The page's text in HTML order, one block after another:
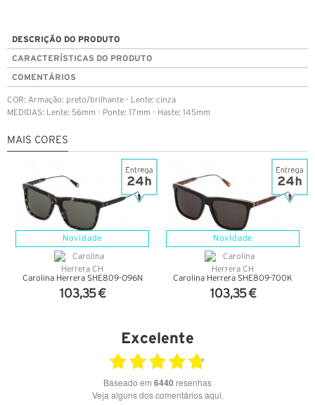
DESCRIÇÃO DO PRODUTO
CARACTERÍSTICAS DO PRODUTO
COMENTÁRIOS
COR: Armação: preto/brilhante - Lente: cinza
MEDIDAS: Lente: 56mm - Ponte: 17mm - Haste: 145mm
MAIS CORES
Novidade
Carolina Herrera SHE809-O96N
103,35 €
Novidade
Carolina Herrera SHE809-700K
103,35 €
Excelente
Baseado em 6440 resenhas
Veja alguns dos comentários aqui.